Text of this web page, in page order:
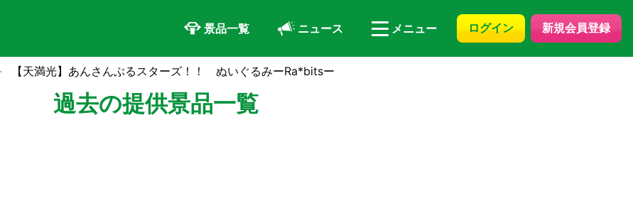
景品一覧 ニュース メニュー ログイン 新規会員登録
【天満光】あんさんぶるスターズ！！ ぬいぐるみーRa*bitsー
過去の提供景品一覧